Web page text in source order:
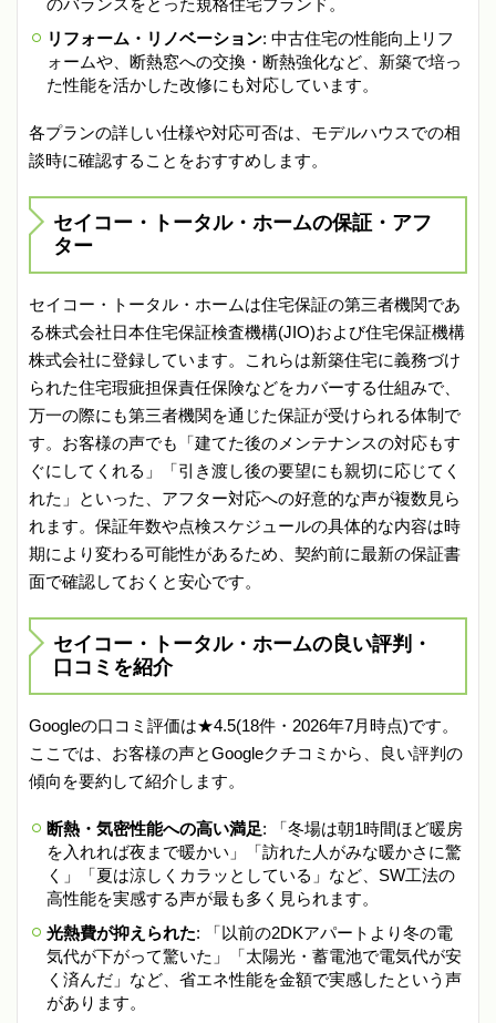
リフォーム・リノベーション: 中古住宅の性能向上リフ
ォームや、断熱窓への交換・断熱強化など、新築で培っ
た性能を活かした改修にも対応しています。
各プランの詳しい仕様や対応可否は、モデルハウスでの相
談時に確認することをおすすめします。
セイコー・トータル・ホームの保証・アフ
ター
セイコー・トータル・ホームは住宅保証の第三者機関であ
る株式会社日本住宅保証検査機構(JIO)および住宅保証機構
株式会社に登録しています。これらは新築住宅に義務づけ
られた住宅瑕疵担保責任保険などをカバーする仕組みで、
万一の際にも第三者機関を通じた保証が受けられる体制で
す。お客様の声でも「建てた後のメンテナンスの対応もす
ぐにしてくれる」「引き渡し後の要望にも親切に応じてく
れた」といった、アフター対応への好意的な声が複数見ら
れます。保証年数や点検スケジュールの具体的な内容は時
期により変わる可能性があるため、契約前に最新の保証書
面で確認しておくと安心です。
セイコー・トータル・ホームの良い評判・
口コミを紹介
Googleの口コミ評価は★4.5(18件・2026年7月時点)です。
ここでは、お客様の声とGoogleクチコミから、良い評判の
傾向を要約して紹介します。
断熱・気密性能への高い満足: 「冬場は朝1時間ほど暖房
を入れれば夜まで暖かい」「訪れた人がみな暖かさに驚
く」「夏は涼しくカラッとしている」など、SW工法の
高性能を実感する声が最も多く見られます。
光熱費が抑えられた: 「以前の2DKアパートより冬の電
気代が下がって驚いた」「太陽光・蓄電池で電気代が安
く済んだ」など、省エネ性能を金額で実感したという声
があります。